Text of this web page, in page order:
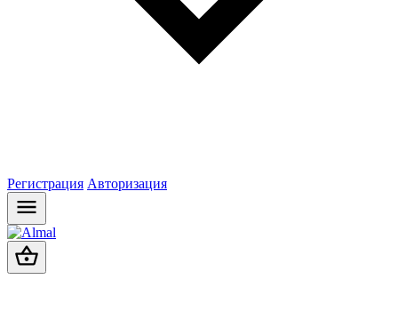
Регистрация Авторизация